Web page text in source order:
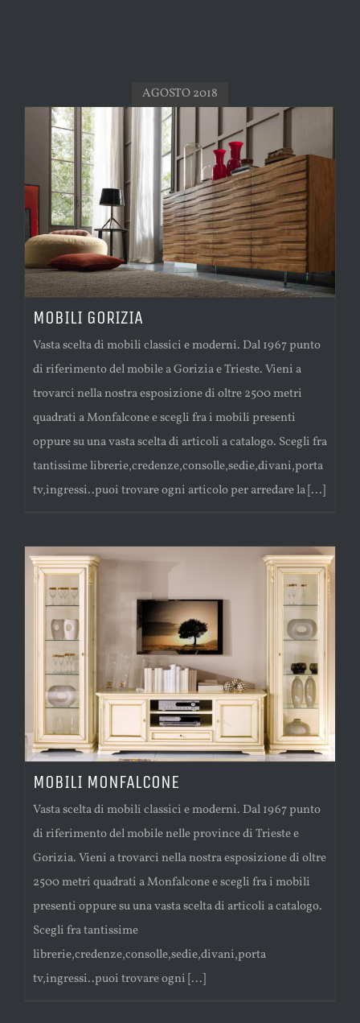
AGOSTO 2018
MOBILI GORIZIA
Vasta scelta di mobili classici e moderni. Dal 1967 punto
di riferimento del mobile a Gorizia e Trieste. Vieni a
trovarci nella nostra esposizione di oltre 2500 metri
quadrati a Monfalcone e scegli fra i mobili presenti
oppure su una vasta scelta di articoli a catalogo. Scegli fra
tantissime librerie,credenze,consolle,sedie,divani,porta
tv,ingressi..puoi trovare ogni articolo per arredare la [...]
MOBILI MONFALCONE
Vasta scelta di mobili classici e moderni. Dal 1967 punto
di riferimento del mobile nelle province di Trieste e
Gorizia. Vieni a trovarci nella nostra esposizione di oltre
2500 metri quadrati a Monfalcone e scegli fra i mobili
presenti oppure su una vasta scelta di articoli a catalogo.
Scegli fra tantissime
librerie,credenze,consolle,sedie,divani,porta
tv,ingressi..puoi trovare ogni [...]